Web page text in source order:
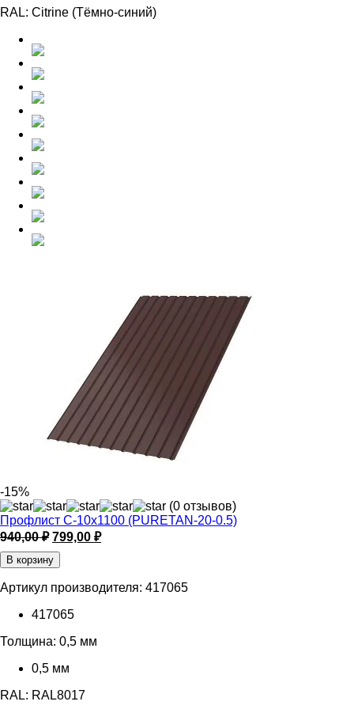
RAL: Citrine (Тёмно-синий)
-15%
(0 отзывов)
Профлист С-10х1100 (PURETAN-20-0.5)
940,00₽ Первоначальная
цена
составляла
799,00 ₽Текущая
В корзину
Артикул производителя: 417065
417065
Толщина: 0,5 мм
0,5 мм
RAL: RAL8017